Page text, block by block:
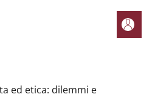
Area
ed etica: dilemmi e